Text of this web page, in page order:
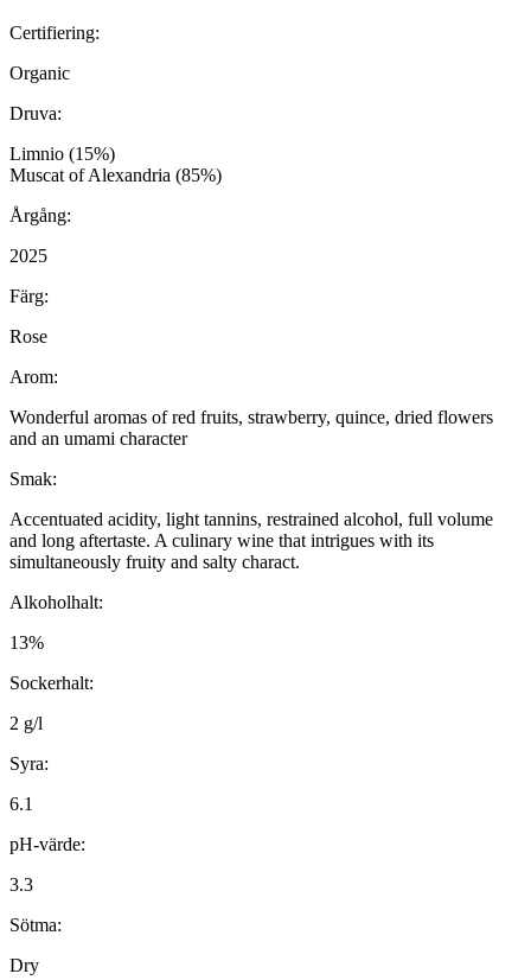
Certifiering:
Organic
Druva:
Limnio (15%)
Muscat of Alexandria (85%)
Årgång:
2025
Färg:
Rose
Arom:
Wonderful aromas of red fruits, strawberry, quince, dried flowers
and an umami character
Smak:
Accentuated acidity, light tannins, restrained alcohol, full volume
and long aftertaste. A culinary wine that intrigues with its
simultaneously fruity and salty charact.
Alkoholhalt:
13%
Sockerhalt:
2 g/l
Syra:
6.1
pH-värde:
3.3
Sötma:
Dry